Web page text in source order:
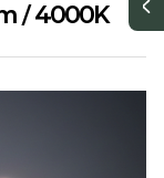
/ 4000K